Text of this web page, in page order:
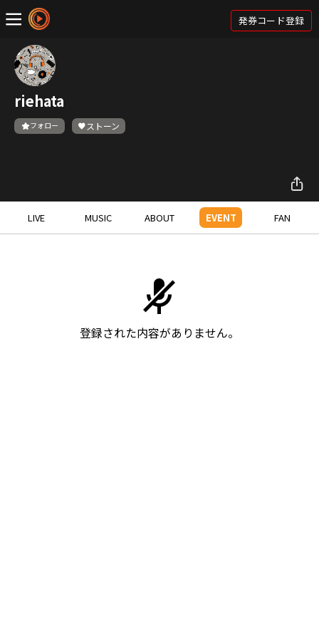
発券コード登録
riehata
フォロー ストーン
LIVE MUSIC ABOUT EVENT FAN
登録された内容がありません。